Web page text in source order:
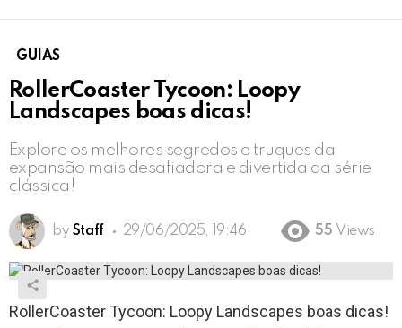
GUIAS
RollerCoaster Tycoon: Loopy
Landscapes boas dicas!
Explore os melhores segredos e truques da
expansão mais desafiadora e divertida da série
clássica!
by Staff 29/06/2025, 19:46 55 Views
RollerCoaster Tycoon: Loopy Landscapes boas dicas!